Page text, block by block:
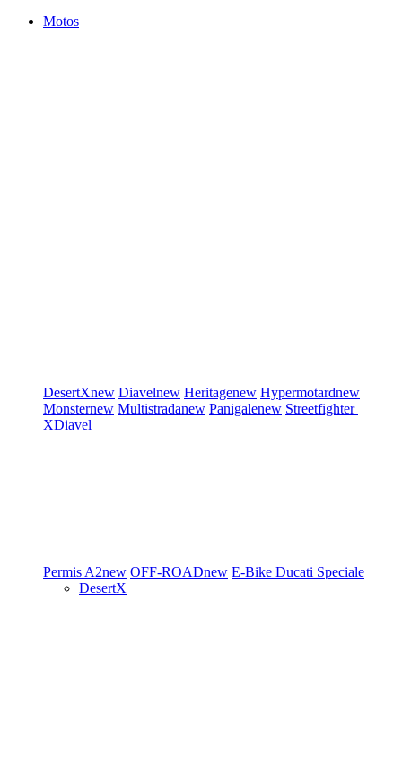
Motos
DesertXnew Diavelnew Heritagenew Hypermotardnew
Monsternew Multistradanew Panigalenew Streetfighter
XDiavel
Permis A2new OFF-ROADnew E-Bike Ducati Speciale
DesertX